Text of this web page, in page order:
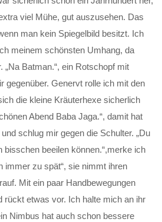
viel Mühe, gut auszusehen. Das
man kein Spiegelbild besitzt. Ich
meinem schönsten Umhang, da
„Na Batman.“, ein Rotschopf mit
gegenüber. Genervt rolle ich mit den
die kleine Kräuterhexe sicherlich
Abend Baba Jaga.“, damit hat
schlug mir gegen die Schulter. „Du
bisschen beeilen können.“,merke ich
immer zu spät“, sie nimmt ihren
Mit ein paar Handbewegungen
rückt etwas vor. Ich halte mich an ihr
Nimbus hat auch schon bessere